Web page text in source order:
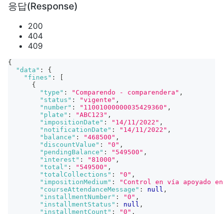
응답(Response)
200
404
409
{
"data" :
{
"fines" :
{
"type" : "Comparendo - comparendera" ,
"status" : "vigente" ,
"number" : "11001000000035429360" ,
"plate" : "ABC123" ,
"impositionDate" : "14/11/2022" ,
"notificationDate" : "14/11/2022" ,
"balance" : "468500" ,
"discountValue" : "0" ,
"pendingBalance" : "549500" ,
"interest" : "81000" ,
"total" : "549500" ,
"totalCollections" : "0" ,
"impositionMedium" :
"Control en vía apoyado
"courseAttendanceMessage" : null ,
"installmentNumber" : "0" ,
"installmentStatus" : null ,
"installmentCount" : "0" ,